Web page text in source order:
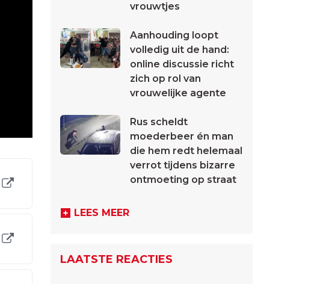
vrouwtjes
Aanhouding loopt
volledig uit de hand:
online discussie richt
zich op rol van
vrouwelijke agente
Rus scheldt
moederbeer én man
die hem redt helemaal
verrot tijdens bizarre
ontmoeting op straat
LEES MEER
LAATSTE REACTIES